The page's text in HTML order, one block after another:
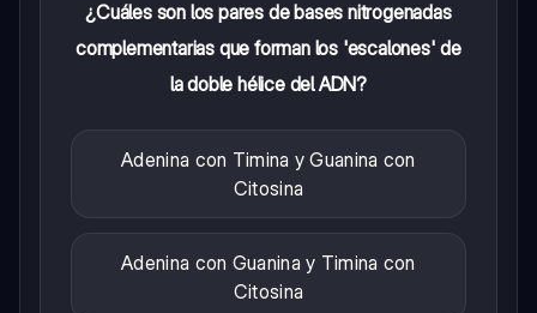
¿Cuáles son los pares de bases nitrogenadas
complementarias que forman los 'escalones' de
la doble hélice del ADN?
Adenina con Timina y Guanina con
Citosina
Adenina con Guanina y Timina con
Citosina